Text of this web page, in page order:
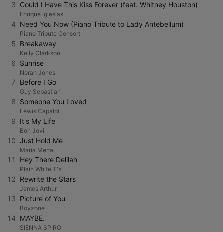
3 Could I Have This Kiss Forever (feat. Whitney Houston)
Enrique Iglesias
4 Need You Now (Piano Tribute to Lady Antebellum)
Piano Tribute Consort
5 Breakaway
Kelly Clarkson
6 Sunrise
Norah Jones
7 Before I Go
Guy Sebastian
8 Someone You Loved
Lewis Capaldi
9 It's My Life
Bon Jovi
10 Just Hold Me
Maria Mena
11 Hey There Delilah
Plain White T's
12 Rewrite the Stars
James Arthur
13 Picture of You
Boyzone
14 MAYBE.
SIENNA SPIRO